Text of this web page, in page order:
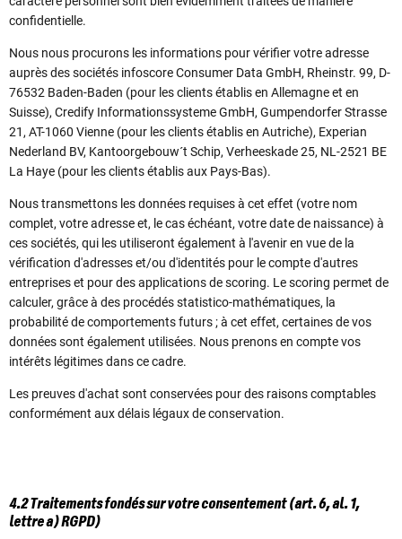
confidentielle.
Nous nous procurons les informations pour vérifier votre adresse
auprès des sociétés infoscore Consumer Data GmbH, Rheinstr. 99, D-
76532 Baden-Baden (pour les clients établis en Allemagne et en
Suisse), Credify Informationssysteme GmbH, Gumpendorfer Strasse
21, AT-1060 Vienne (pour les clients établis en Autriche), Experian
Nederland BV, Kantoorgebouw´t Schip, Verheeskade 25, NL-2521 BE
La Haye (pour les clients établis aux Pays-Bas).
Nous transmettons les données requises à cet effet (votre nom
complet, votre adresse et, le cas échéant, votre date de naissance) à
ces sociétés, qui les utiliseront également à l'avenir en vue de la
vérification d'adresses et/ou d'identités pour le compte d'autres
entreprises et pour des applications de scoring. Le scoring permet de
calculer, grâce à des procédés statistico-mathématiques, la
probabilité de comportements futurs ; à cet effet, certaines de vos
données sont également utilisées. Nous prenons en compte vos
intérêts légitimes dans ce cadre.
Les preuves d'achat sont conservées pour des raisons comptables
conformément aux délais légaux de conservation.
4.2 Traitements fondés sur votre consentement (art. 6, al. 1,
lettre a) RGPD)